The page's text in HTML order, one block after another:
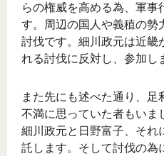
らの権威を高める為、軍事
す。周辺の国人や義稙の勢
討伐です。細川政元は近畿
れる討伐に反対し、参加し
また先にも述べた通り、
不満に思っていた者もいま
細川政元と日野富子、それ
託します。そして討伐の為